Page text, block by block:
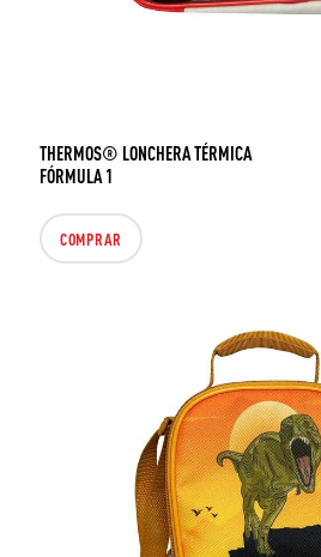
THERMOS® LONCHERA TÉRMICA
FÓRMULA 1
COMPRAR